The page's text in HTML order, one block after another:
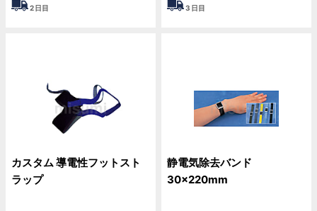
2日目 3 日目
カスタム 導電性フットスト
ラップ
静電気除去バンド
30×220mm